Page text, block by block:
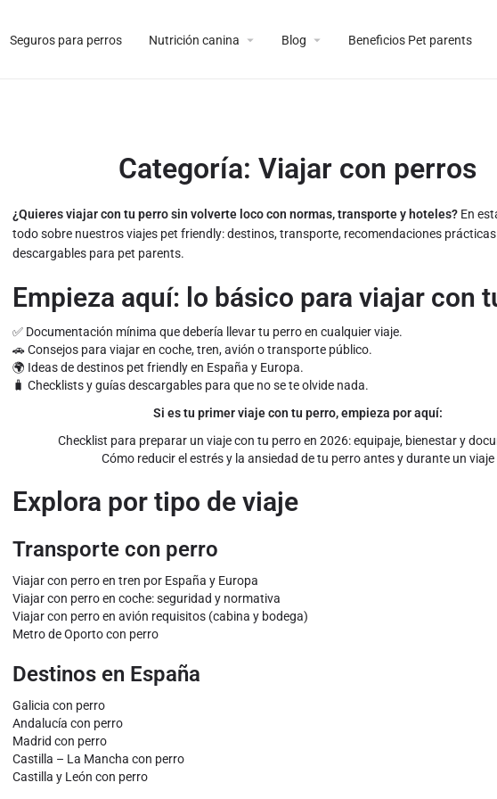
Seguros para perros Nutrición canina Blog Beneficios Pet parents
Categoría: Viajar con perros
¿Quieres viajar con tu perro sin volverte loco con normas, transporte y hoteles? En
todo sobre nuestros viajes pet friendly: destinos, transporte, recomendaciones
descargables para pet parents.
Empieza aquí: lo básico para viajar con
✅ Documentación mínima que debería llevar tu perro en cualquier viaje.
🚗 Consejos para viajar en coche, tren, avión o transporte público.
🌍 Ideas de destinos pet friendly en España y Europa.
🧳 Checklists y guías descargables para que no se te olvide nada.
Si es tu primer viaje con tu perro, empieza por aquí:
Checklist para preparar un viaje con tu perro en 2026: equipaje, bienestar y
Cómo reducir el estrés y la ansiedad de tu perro antes y durante un viaje
Explora por tipo de viaje
Transporte con perro
Viajar con perro en tren por España y Europa
Viajar con perro en coche: seguridad y normativa
Viajar con perro en avión requisitos (cabina y bodega)
Metro de Oporto con perro
Destinos en España
Galicia con perro
Andalucía con perro
Madrid con perro
Castilla – La Mancha con perro
Castilla y León con perro